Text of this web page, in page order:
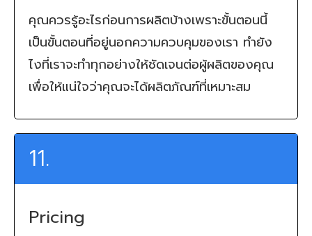
คุณควรรู้อะไรก่อนการผลิตบ้างเพราะขั้นตอนนี้
เป็นขั้นตอนที่อยู่นอกความควบคุมของเรา ทำยัง
ไงที่เราจะทำทุกอย่างให้ชัดเจนต่อผู้ผลิตของคุณ
เพื่อให้แน่ใจว่าคุณจะได้ผลิตภัณฑ์ที่เหมาะสม
11.
Pricing